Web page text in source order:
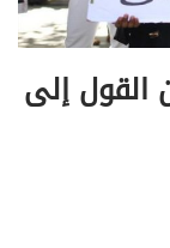
القول إلی